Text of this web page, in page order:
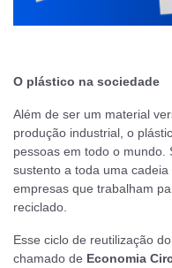
O plástico na sociedade
Além de ser um material
produção industrial, o
pessoas em todo o mundo.
sustento a toda uma
empresas que trabalham
reciclado.
Esse ciclo de reutilização
chamado de Economia